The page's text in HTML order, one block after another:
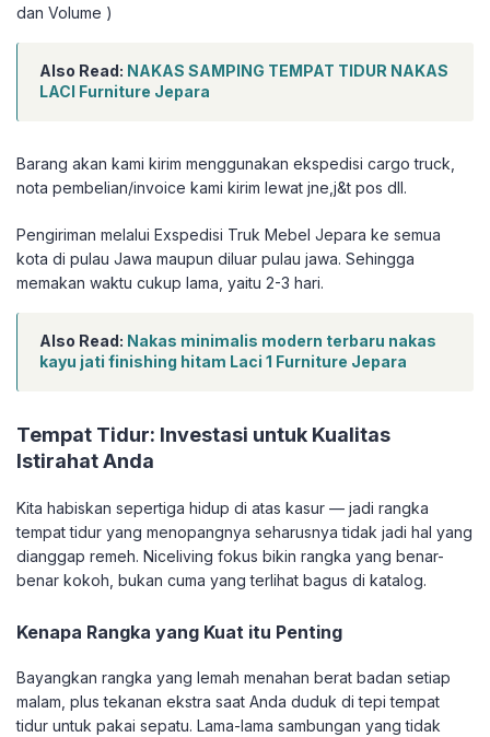
dan Volume )
Also Read: NAKAS SAMPING TEMPAT TIDUR NAKAS
LACI Furniture Jepara
Barang akan kami kirim menggunakan ekspedisi cargo truck,
nota pembelian/invoice kami kirim lewat jne,j&t pos dll.
Pengiriman melalui Exspedisi Truk Mebel Jepara ke semua
kota di pulau Jawa maupun diluar pulau jawa. Sehingga
memakan waktu cukup lama, yaitu 2-3 hari.
Also Read: Nakas minimalis modern terbaru nakas
kayu jati finishing hitam Laci 1 Furniture Jepara
Tempat Tidur: Investasi untuk Kualitas
Istirahat Anda
Kita habiskan sepertiga hidup di atas kasur — jadi rangka
tempat tidur yang menopangnya seharusnya tidak jadi hal yang
dianggap remeh. Niceliving fokus bikin rangka yang benar-
benar kokoh, bukan cuma yang terlihat bagus di katalog.
Kenapa Rangka yang Kuat itu Penting
Bayangkan rangka yang lemah menahan berat badan setiap
malam, plus tekanan ekstra saat Anda duduk di tepi tempat
tidur untuk pakai sepatu. Lama-lama sambungan yang tidak